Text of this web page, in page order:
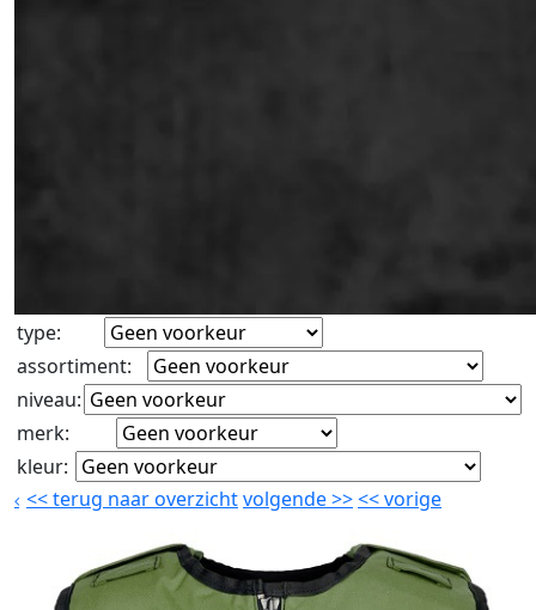
type:
assortiment:
niveau:
merk:
kleur:
<<terug naar overzichtvolgende>><<vorige